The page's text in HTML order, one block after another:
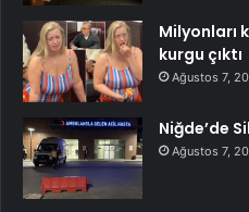
Milyonları
kurgu çıktı
Ağustos 7,
Niğde’de
Ağustos 7,